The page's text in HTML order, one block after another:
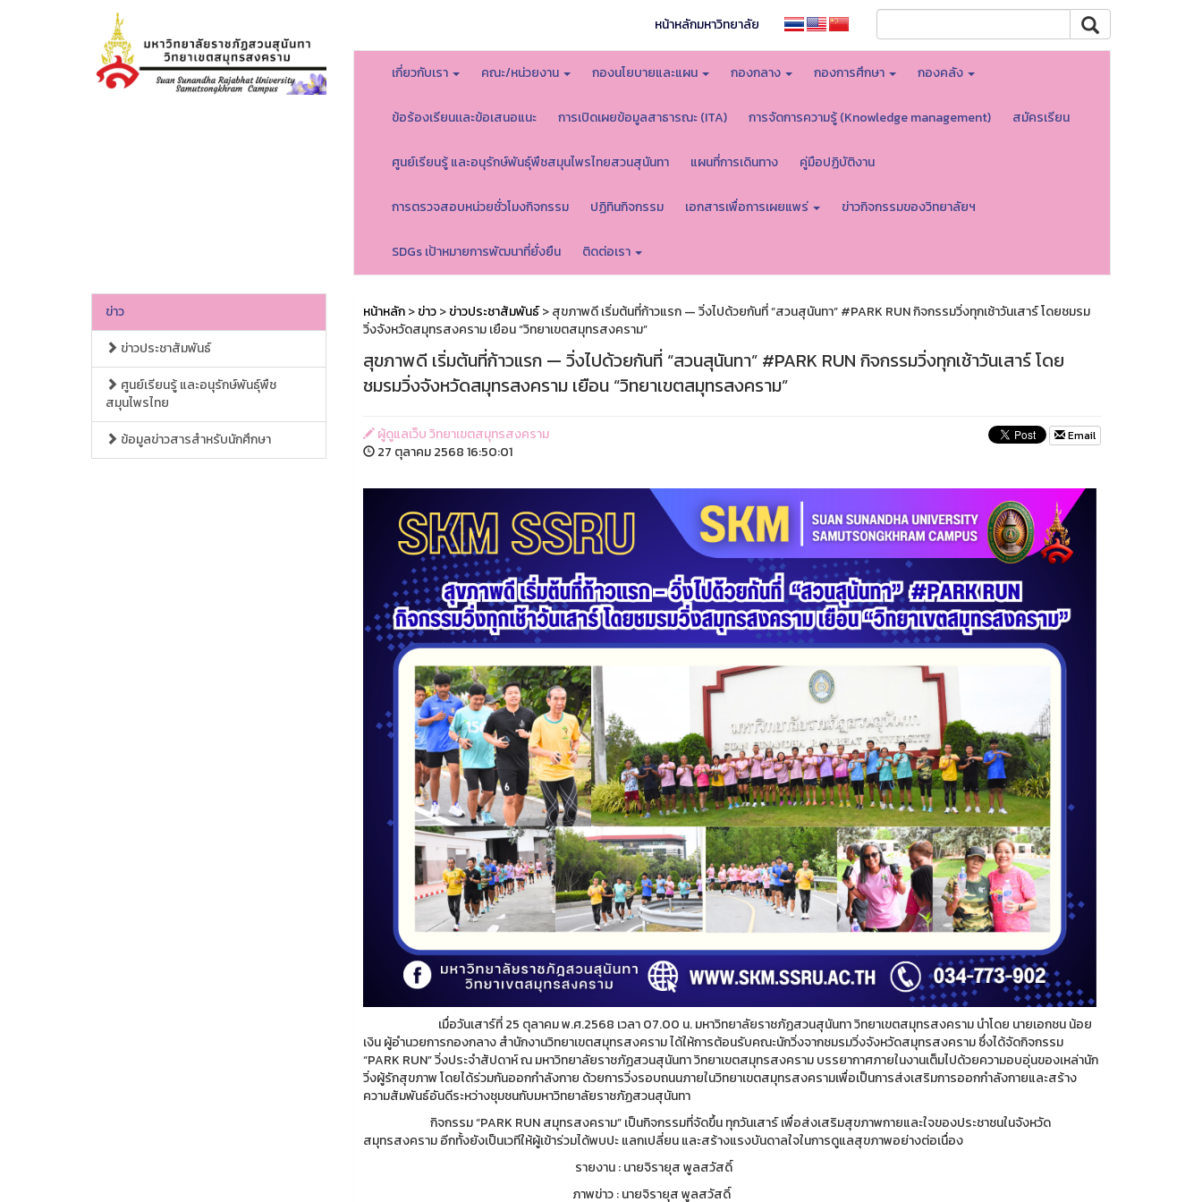
หน้าหลักมหาวิทยาลัย
เกี่ยวกับเรา คณะ/หน่วยงาน กองนโยบายและแผน กองกลาง กองการศึกษา กองคลัง
ข้อร้องเรียนเเละข้อเสนอแนะ การเปิดเผยข้อมูลสาธารณะ (ITA) การจัดการความรู้ (Knowledge management) สมัครเรียน
ศูนย์เรียนรู้ และอนุรักษ์พันธุ์พืชสมุนไพรไทยสวนสุนันทา แผนที่การเดินทาง คู่มือปฏิบัติงาน
การตรวจสอบหน่วยชั่วโมงกิจกรรม ปฏิทินกิจกรรม เอกสารเพื่อการเผยแพร่ ข่าวกิจกรรมของวิทยาลัยฯ
SDGs เป้าหมายการพัฒนาที่ยั่งยืน ติดต่อเรา
ข่าว
ข่าวประชาสัมพันธ์
ศูนย์เรียนรู้ และอนุรักษ์พันธุ์พืช
สมุนไพรไทย
ข้อมูลข่าวสารสำหรับนักศึกษา
หน้าหลัก>ข่าว>ข่าวประชาสัมพันธ์> สุขภาพดี เริ่มต้นที่ก้าวแรก — วิ่งไปด้วยกันที่ “สวนสุนันทา” #PARK RUN กิจกรรมวิ่งทุกเช้าวันเสาร์ โดยชมรม
วิ่งจังหวัดสมุทรสงคราม เยือน “วิทยาเขตสมุทรสงคราม”
สุขภาพดี เริ่มต้นที่ก้าวแรก — วิ่งไปด้วยกันที่ “สวนสุนันทา” #PARK RUN กิจกรรมวิ่งทุกเช้าวันเสาร์ โดย
ชมรมวิ่งจังหวัดสมุทรสงคราม เยือน “วิทยาเขตสมุทรสงคราม”
ผู้ดูแลเว็บ วิทยาเขตสมุทรสงคราม
27 ตุลาคม 2568 16:50:01
Email
เมื่อวันเสาร์ที่ 25 ตุลาคม พ.ศ.2568 เวลา 07.00 น. มหาวิทยาลัยราชภัฏสวนสุนันทา วิทยาเขตสมุทรสงคราม นำโดย นายเอกชน น้อย
เงิน ผู้อำนวยการกองกลาง สำนักงานวิทยาเขตสมุทรสงคราม ได้ให้การต้อนรับคณะนักวิ่งจากชมรมวิ่งจังหวัดสมุทรสงคราม ซึ่งได้จัดกิจกรรม
“PARK RUN” วิ่งประจำสัปดาห์ ณ มหาวิทยาลัยราชภัฏสวนสุนันทา วิทยาเขตสมุทรสงคราม บรรยากาศภายในงานเต็มไปด้วยความอบอุ่นของเหล่านัก
วิ่งผู้รักสุขภาพ โดยได้ร่วมกันออกกำลังกาย ด้วยการวิ่งรอบถนนภายในวิทยาเขตสมุทรสงครามเพื่อเป็นการส่งเสริมการออกกำลังกายและสร้าง
ความสัมพันธ์อันดีระหว่างชุมชนกับมหาวิทยาลัยราชภัฏสวนสุนันทา
กิจกรรม “PARK RUN สมุทรสงคราม” เป็นกิจกรรมที่จัดขึ้น ทุกวันเสาร์ เพื่อส่งเสริมสุขภาพกายและใจของประชาชนในจังหวัด
สมุทรสงคราม อีกทั้งยังเป็นเวทีให้ผู้เข้าร่วมได้พบปะ แลกเปลี่ยน และสร้างแรงบันดาลใจในการดูแลสุขภาพอย่างต่อเนื่อง
รายงาน : นายจิรายุส พูลสวัสดิ์
ภาพข่าว : นายจิรายุส พูลสวัสดิ์